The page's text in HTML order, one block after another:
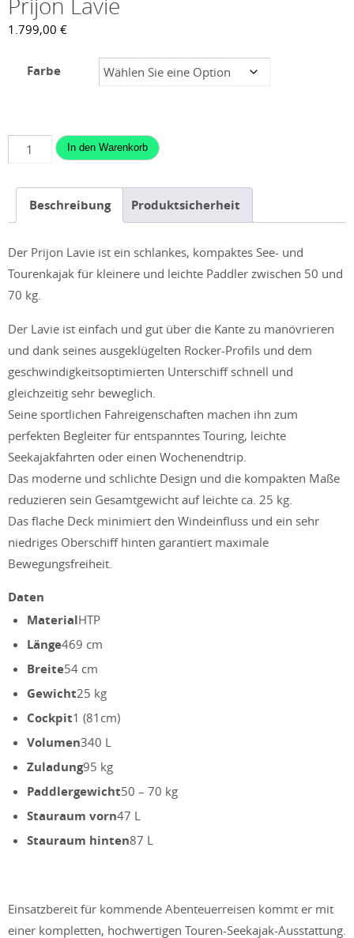
1.799,00 €
Farbe
Prijon
Lavie
Menge
In den Warenkorb
Beschreibung Produktsicherheit
Der Prijon Lavie ist ein schlankes, kompaktes See- und
Tourenkajak für kleinere und leichte Paddler zwischen 50 und
70 kg.
Der Lavie ist einfach und gut über die Kante zu manövrieren
und dank seines ausgeklügelten Rocker-Profils und dem
geschwindigkeitsoptimierten Unterschiff schnell und
gleichzeitig sehr beweglich.
Seine sportlichen Fahreigenschaften machen ihn zum
perfekten Begleiter für entspanntes Touring, leichte
Seekajakfahrten oder einen Wochenendtrip.
Das moderne und schlichte Design und die kompakten Maße
reduzieren sein Gesamtgewicht auf leichte ca. 25 kg.
Das flache Deck minimiert den Windeinfluss und ein sehr
niedriges Oberschiff hinten garantiert maximale
Bewegungsfreiheit.
Daten
MaterialHTP
Länge469 cm
Breite54 cm
Gewicht25 kg
Cockpit1 (81cm)
Volumen340 L
Zuladung95 kg
Paddlergewicht50 – 70 kg
Stauraum vorn47 L
Stauraum hinten87 L
Einsatzbereit für kommende Abenteuerreisen kommt er mit
einer kompletten, hochwertigen Touren-Seekajak-Ausstattung.